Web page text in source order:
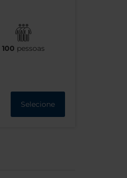
100 pessoas
Selecione